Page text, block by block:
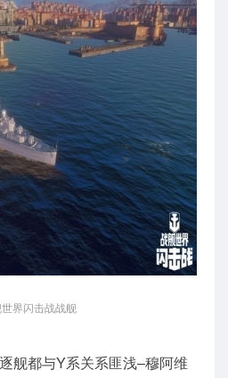
界闪击战战舰
舰都与Y系关系匪浅–穆阿维